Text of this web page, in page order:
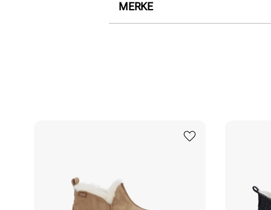
MERKE